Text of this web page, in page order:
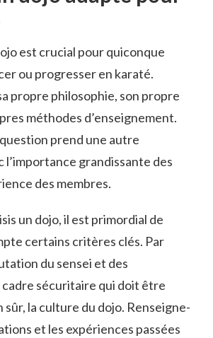
est crucial pour quiconque
ou progresser en karaté.
propre philosophie, son propre
méthodes d’enseignement.
prend une autre
l’importance grandissante des
des membres.
un dojo, il est primordial de
certains critères clés. Par
du sensei et des
sécuritaire qui doit être
la culture du dojo. Renseigne-
et les expériences passées